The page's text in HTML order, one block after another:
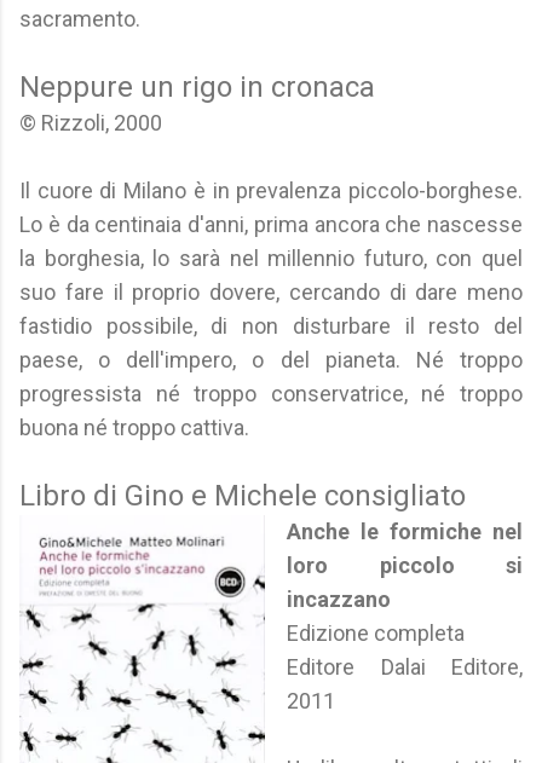
sacramento.
Neppure un rigo in cronaca
© Rizzoli, 2000
Il cuore di Milano è in prevalenza piccolo-borghese.
Lo è da centinaia d'anni, prima ancora che nascesse
la borghesia, lo sarà nel millennio futuro, con quel
suo fare il proprio dovere, cercando di dare meno
fastidio possibile, di non disturbare il resto del
paese, o dell'impero, o del pianeta. Né troppo
progressista né troppo conservatrice, né troppo
buona né troppo cattiva.
Libro di Gino e Michele consigliato
Anche le formiche nel
loro piccolo si
incazzano
Edizione completa
Editore Dalai Editore,
2011